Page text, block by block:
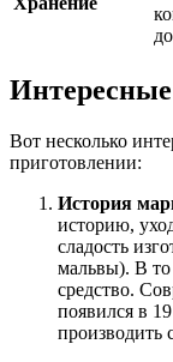
Вот несколько
приготовлении:
История
историю,
сладость
мальвы). В то
средство.
появился в
производить